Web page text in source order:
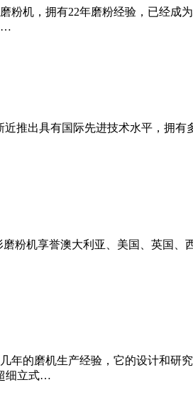
粉机，拥有22年磨粉经验，已经成
…
推出具有国际先进技术水平，拥
粉机享誉澳大利亚、美国、英国
年的磨机生产经验，它的设计和研
细立式…